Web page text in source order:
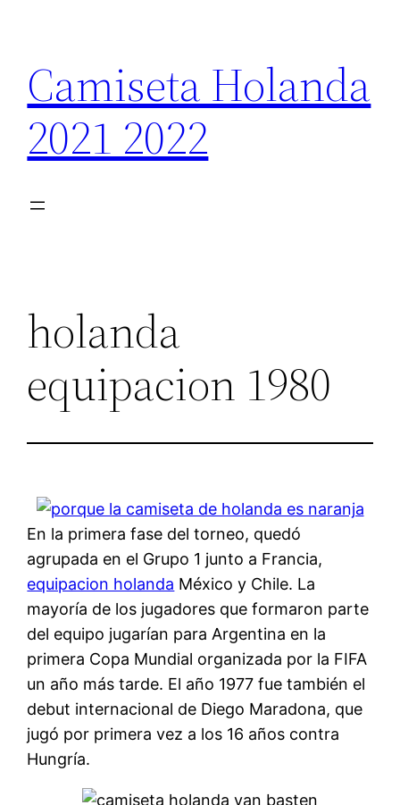
contenido
Camiseta Holanda
2021 2022
holanda
equipacion 1980
En la primera fase del torneo, quedó
agrupada en el Grupo 1 junto a Francia,
equipacion holanda México y Chile. La
mayoría de los jugadores que formaron parte
del equipo jugarían para Argentina en la
primera Copa Mundial organizada por la FIFA
un año más tarde. El año 1977 fue también el
debut internacional de Diego Maradona, que
jugó por primera vez a los 16 años contra
Hungría.